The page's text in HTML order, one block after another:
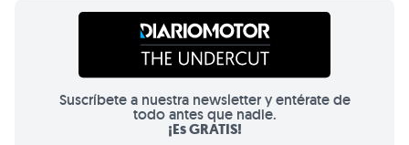
Suscríbete a nuestra newsletter y entérate de
todo antes que nadie.
¡Es GRATIS!